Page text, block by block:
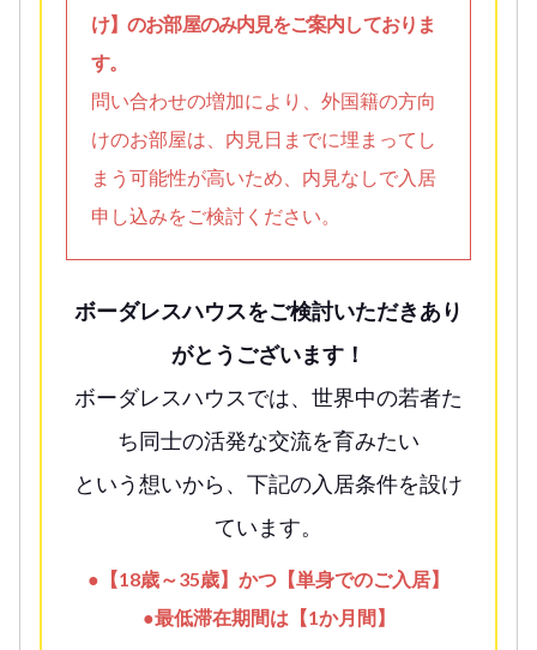
け】のお部屋のみ内見をご案内しておりま
す。
問い合わせの増加により、外国籍の方向
けのお部屋は、内見日までに埋まってし
まう可能性が高いため、内見なしで入居
申し込みをご検討ください。
ボーダレスハウスをご検討いただきあり
がとうございます！
ボーダレスハウスでは、世界中の若者た
ち同士の活発な交流を育みたい
という想いから、下記の入居条件を設け
ています。
●【18歳～35歳】かつ【単身でのご入居】
●最低滞在期間は【1か月間】